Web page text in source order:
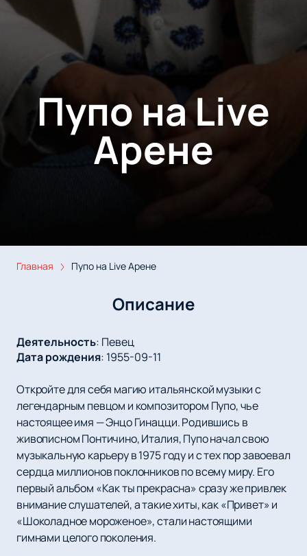
Пупо на Live
Арене
Главная Пупо на Live Арене
Описание
Деятельность: Певец
Дата рождения: 1955-09-11
Откройте для себя магию итальянской музыки с
легендарным певцом и композитором Пупо, чье
настоящее имя — Энцо Гинацци. Родившись в
живописном Понтичино, Италия, Пупо начал свою
музыкальную карьеру в 1975 году и с тех пор завоевал
сердца миллионов поклонников по всему миру. Его
первый альбом «Как ты прекрасна» сразу же привлек
внимание слушателей, а такие хиты, как «Привет» и
«Шоколадное мороженое», стали настоящими
гимнами целого поколения.